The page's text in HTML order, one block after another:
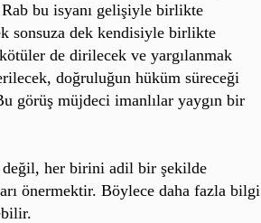
Rab bu isyanı gelişiyle birlikte
sonsuza dek kendisiyle birlikte
de dirilecek ve yargılanmak
doğruluğun hüküm süreceği
görüş müjdeci imanlılar yaygın bir
değil, her birini adil bir şekilde
önermektir. Böylece daha fazla bilgi